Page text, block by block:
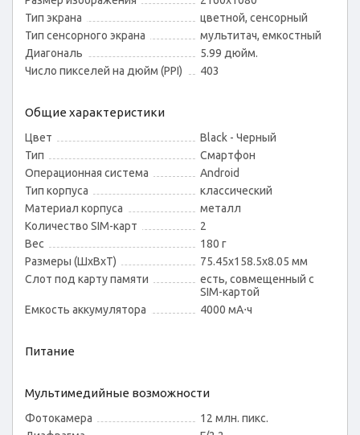
Тип экрана
цветной, сенсорный
Тип сенсорного экрана
мультитач, емкостный
Диагональ
5.99 дюйм.
Число пикселей на дюйм (PPI)
403
Общие характеристики
Цвет
Black - Черный
Тип
Смартфон
Операционная система
Android
Тип корпуса
классический
Материал корпуса
металл
Количество SIM-карт
2
Вес
180 г
Размеры (ШxВxТ)
75.45x158.5x8.05 мм
Слот под карту памяти
есть, совмещенный с
SIM-картой
Емкость аккумулятора
4000 мА⋅ч
Питание
Мультимедийные возможности
Фотокамера
12 млн. пикс.